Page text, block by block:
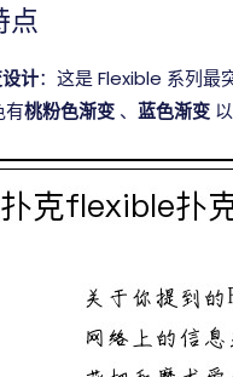
点
计：这是 Flexible 系列最
有桃粉色渐变 、 蓝色渐变